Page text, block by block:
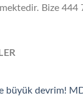
Bize 444
büyük devrim!